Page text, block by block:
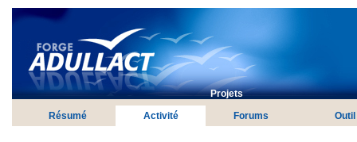
Projets
Résumé Activité Forums